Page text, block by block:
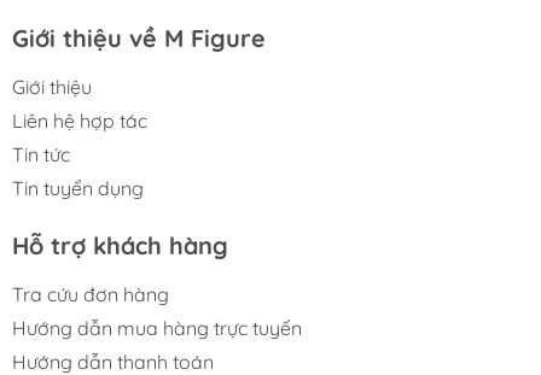
Giới thiệu về M Figure
Giới thiệu
Liên hệ hợp tác
Tin tức
Tin tuyển dụng
Hỗ trợ khách hàng
Tra cứu đơn hàng
Hướng dẫn mua hàng trực tuyến
Hướng dẫn thanh toán